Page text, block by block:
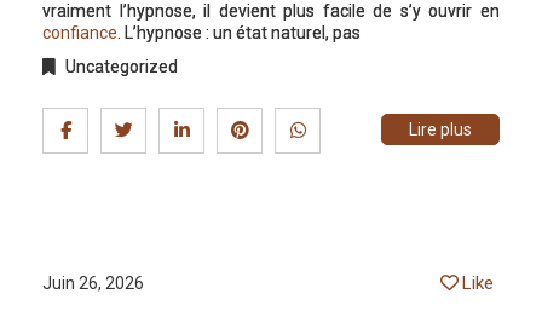
vraiment l’hypnose, il devient plus facile de s’y ouvrir en
confiance . L’hypnose : un état naturel, pas
Uncategorized
Lire plus
Juin 26, 2026 Like